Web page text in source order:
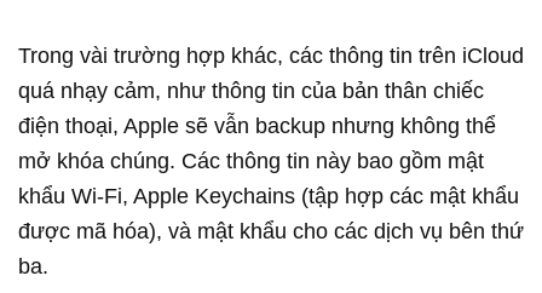
Trong vài trường hợp khác, các thông tin trên iCloud
quá nhạy cảm, như thông tin của bản thân chiếc
điện thoại, Apple sẽ vẫn backup nhưng không thể
mở khóa chúng. Các thông tin này bao gồm mật
khẩu Wi-Fi, Apple Keychains (tập hợp các mật khẩu
được mã hóa), và mật khẩu cho các dịch vụ bên thứ
ba.